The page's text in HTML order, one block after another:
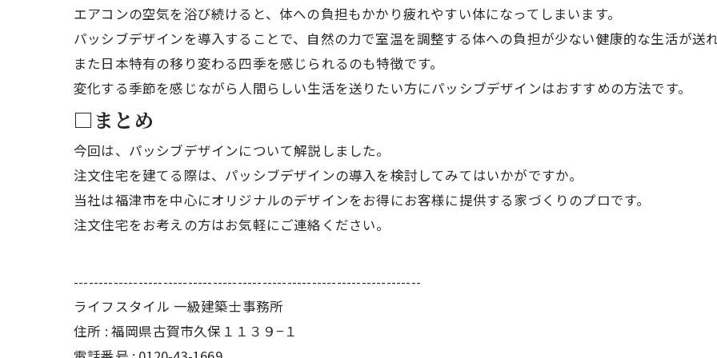
エアコンの空気を浴び続けると、体への負担もかかり疲れやすい体になってしまいます。
パッシブデザインを導入することで、自然の力で室温を調整する体への負担が少ない健康的な生活が送れ
また日本特有の移り変わる四季を感じられるのも特徴です。
変化する季節を感じながら人間らしい生活を送りたい方にパッシブデザインはおすすめの方法です。
□まとめ
今回は、パッシブデザインについて解説しました。
注文住宅を建てる際は、パッシブデザインの導入を検討してみてはいかがですか。
当社は福津市を中心にオリジナルのデザインをお得にお客様に提供する家づくりのプロです。
注文住宅をお考えの方はお気軽にご連絡ください。
----------------------------------------------------------------------
ライフスタイル 一級建築士事務所
住所 : 福岡県古賀市久保１１３９−１